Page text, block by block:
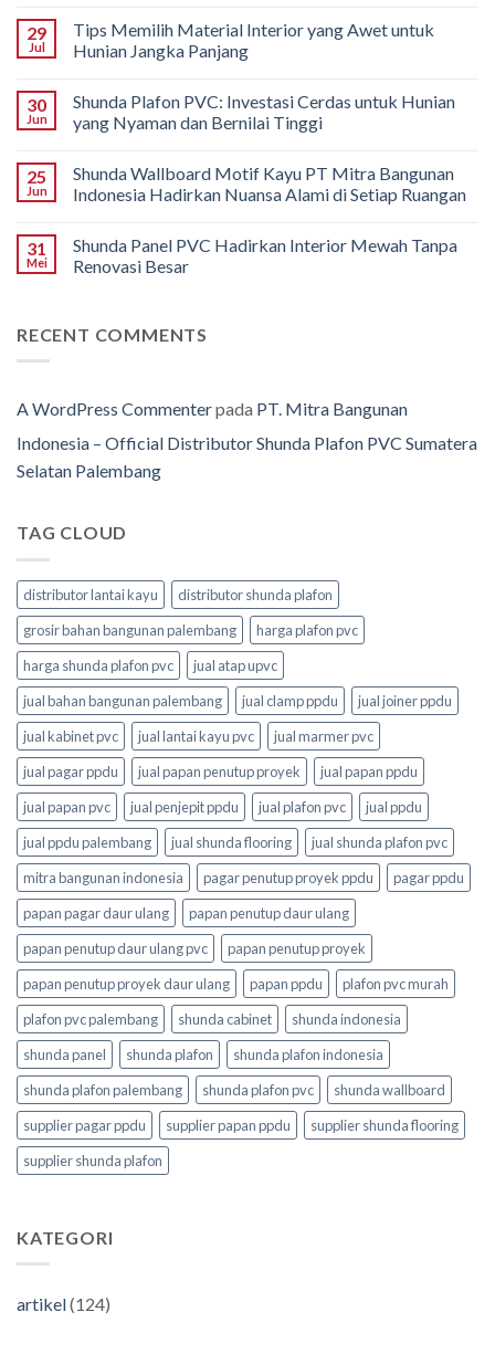
29
Jul
Tips Memilih Material Interior yang Awet untuk
Hunian Jangka Panjang
30
Jun
Shunda Plafon PVC: Investasi Cerdas untuk Hunian
yang Nyaman dan Bernilai Tinggi
25
Jun
Shunda Wallboard Motif Kayu PT Mitra Bangunan
Indonesia Hadirkan Nuansa Alami di Setiap Ruangan
31
Mei
Shunda Panel PVC Hadirkan Interior Mewah Tanpa
Renovasi Besar
RECENT COMMENTS
A WordPress Commenterpada PT. Mitra Bangunan
Indonesia – Official Distributor Shunda Plafon PVC Sumatera
Selatan Palembang
TAG CLOUD
distributor lantai kayu
distributor shunda plafon
grosir bahan bangunan palembang
harga plafon pvc
harga shunda plafon pvc
jual atap upvc
jual bahan bangunan palembang
jual clamp ppdu
jual joiner ppdu
jual kabinet pvc
jual lantai kayu pvc
jual marmer pvc
jual pagar ppdu
jual papan penutup proyek
jual papan ppdu
jual papan pvc
jual penjepit ppdu jual plafon pvc
jual ppdu
jual ppdu palembang
jual shunda flooring
jual shunda plafon pvc
mitra bangunan indonesia
pagar penutup proyek ppdu
pagar ppdu
papan pagar daur ulang
papan penutup daur ulang
papan penutup daur ulang pvc
papan penutup proyek
papan penutup proyek daur ulang
papan ppdu
plafon pvc murah
plafon pvc palembang
shunda cabinet
shunda indonesia
shunda panel
shunda plafon
shunda plafon indonesia
shunda plafon palembang
shunda plafon pvc
shunda wallboard
supplier pagar ppdu
supplier papan ppdu
supplier shunda flooring
supplier shunda plafon
KATEGORI
artikel(124)